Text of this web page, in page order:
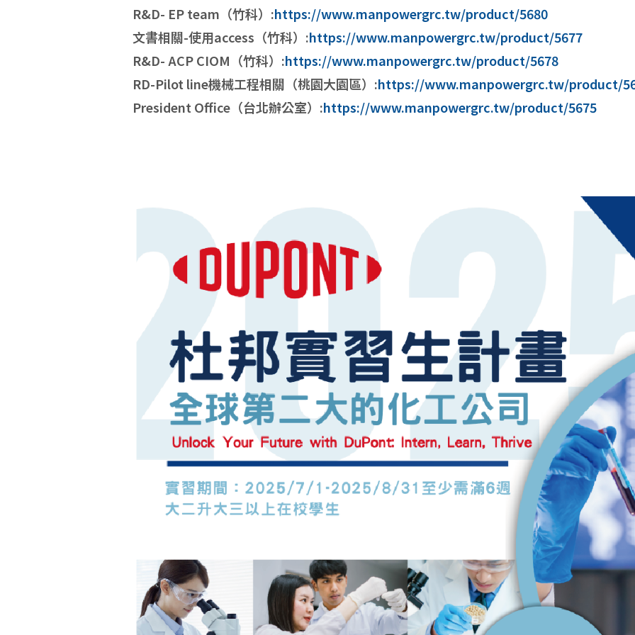
R&D- EP team（竹科）:https://www.manpowergrc.tw/product/5680
文書相關-使用access（竹科）:https://www.manpowergrc.tw/product/5677
R&D- ACP CIOM（竹科）:https://www.manpowergrc.tw/product/5678
RD-Pilot line機械工程相關（桃園大園區）:https://www.manpowergrc.tw/product/
President Office（台北辦公室）:https://www.manpowergrc.tw/product/5675